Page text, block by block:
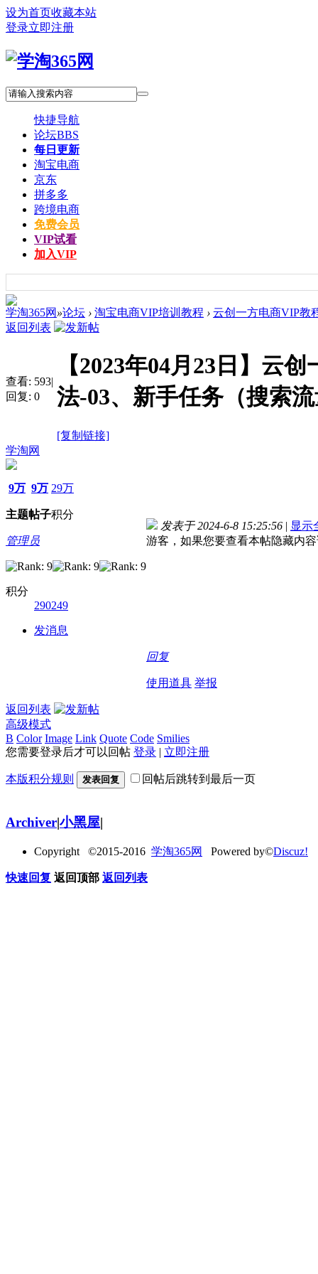
设为首页收藏本站
登录立即注册
快捷导航
论坛BBS
每日更新
淘宝电商
京东
拼多多
跨境电商
免费会员
VIP试看
加入VIP
学淘365网 »论坛 › 淘宝电商VIP培训教程 › 云创一方电商VIP教
返回列表
查看: 593|
回复: 0
【2023年04月23日】云
法-03、新手任务（搜索
[复制链接]
学淘网
9万
主题
9万
帖子
29万
积分
管理员
积分
290249
发消息
发表于 2024-6-8 15:25:56 | 显示
游客，如果您要查看本帖隐藏内
回复
使用道具 举报
返回列表
高级模式
B Color Image Link Quote Code Smilies
您需要登录后才可以回帖 登录 | 立即注册
本版积分规则 发表回复 回帖后跳转到最后一页
Archiver|小黑屋|
Copyright ©2015-2016 学淘365网 Powered by©Discuz!
快速回复 返回顶部 返回列表